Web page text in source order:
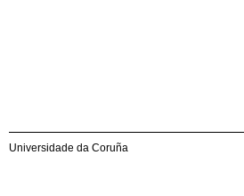
Universidade da Coruña